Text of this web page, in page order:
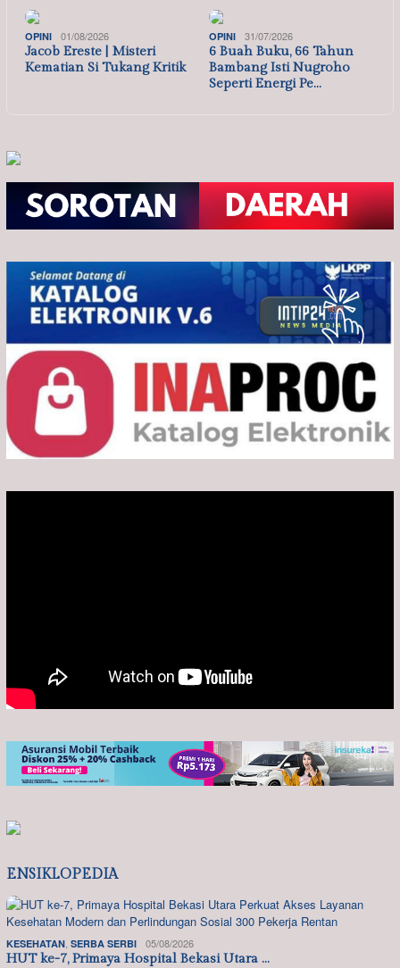
OPINI 01/08/2026
Jacob Ereste | Misteri
Kematian Si Tukang Kritik
OPINI 31/07/2026
6 Buah Buku, 66 Tahun
Bambang Isti Nugroho
Seperti Energi Pe…
ENSIKLOPEDIA
KESEHATAN, SERBA SERBI 05/08/2026
HUT ke-7, Primaya Hospital Bekasi Utara …